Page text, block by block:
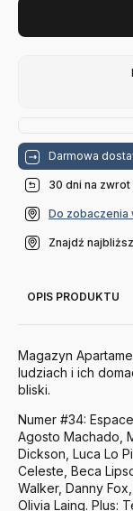
Darmowa
30 dni na
Do zobaczenia
Znajdź
OPIS PRODUKTU
Magazyn
ludziach i ich
bliski.
Numer #34:
Agosto Machado,
Dickson, Luca Lo
Celeste, Beca
Walker, Danny
Olivia Laing. Plus: